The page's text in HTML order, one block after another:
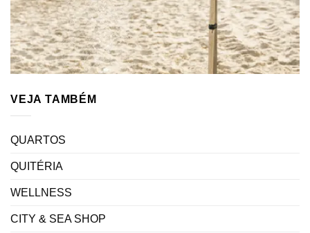
VEJA TAMBÉM
QUARTOS
QUITÉRIA
WELLNESS
CITY & SEA SHOP